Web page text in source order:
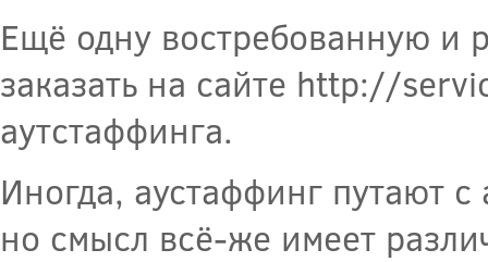
Ещё одну востребованную и
заказать на сайте http://
аутстаффинга.
Иногда, аустаффинг путают
но смысл всё-же имеет